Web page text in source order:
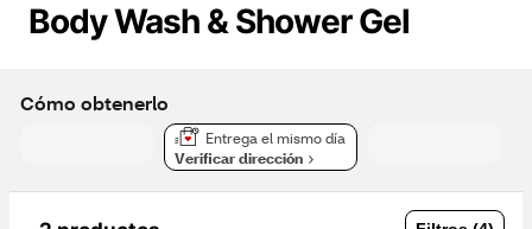
Body Wash & Shower Gel
Cómo obtenerlo
Entrega el mismo día
Verificar dirección